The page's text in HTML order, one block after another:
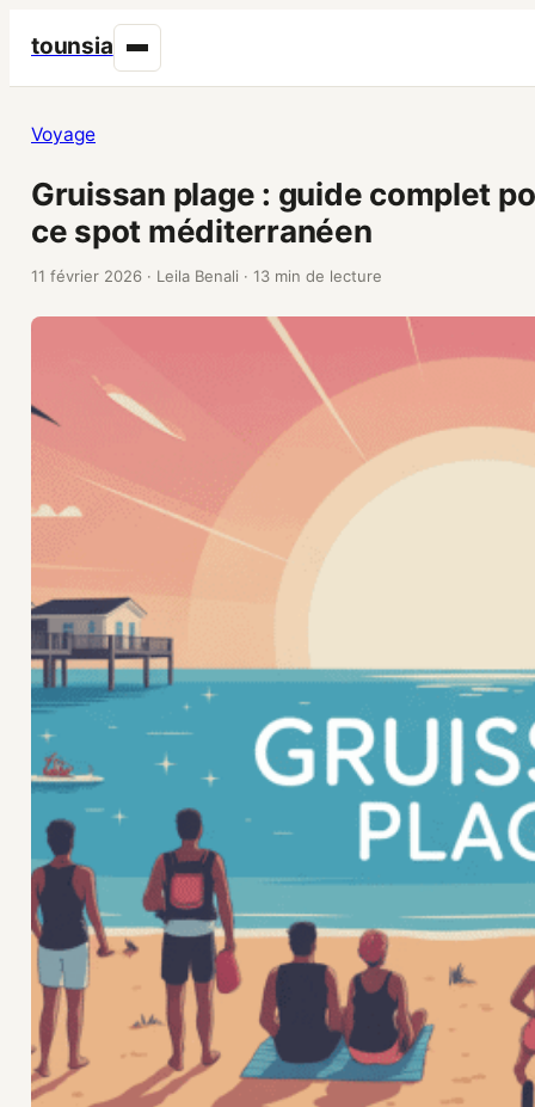
tounsia
Voyage
Gruissan plage : guide complet
ce spot méditerranéen
11 février 2026 · Leila Benali · 13 min de lecture